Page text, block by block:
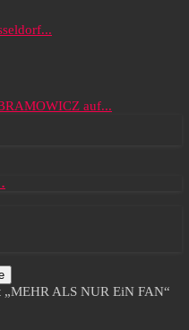
auf...
ALS NUR EiN FAN“